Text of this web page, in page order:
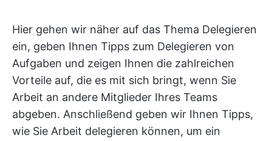
Hier gehen wir näher auf das Thema Delegieren
ein, geben Ihnen Tipps zum Delegieren von
Aufgaben und zeigen Ihnen die zahlreichen
Vorteile auf, die es mit sich bringt, wenn Sie
Arbeit an andere Mitglieder Ihres Teams
abgeben. Anschließend geben wir Ihnen Tipps,
wie Sie Arbeit delegieren können, um ein